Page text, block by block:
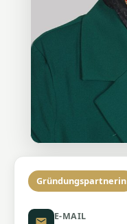
Gründungspartnerin
E-MAIL